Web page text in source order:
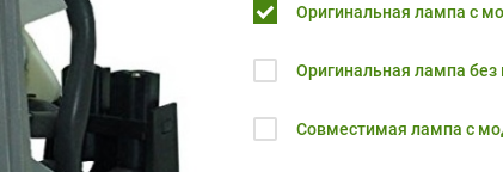
Оригинальная лампа с
Оригинальная лампа без
Совместимая лампа с